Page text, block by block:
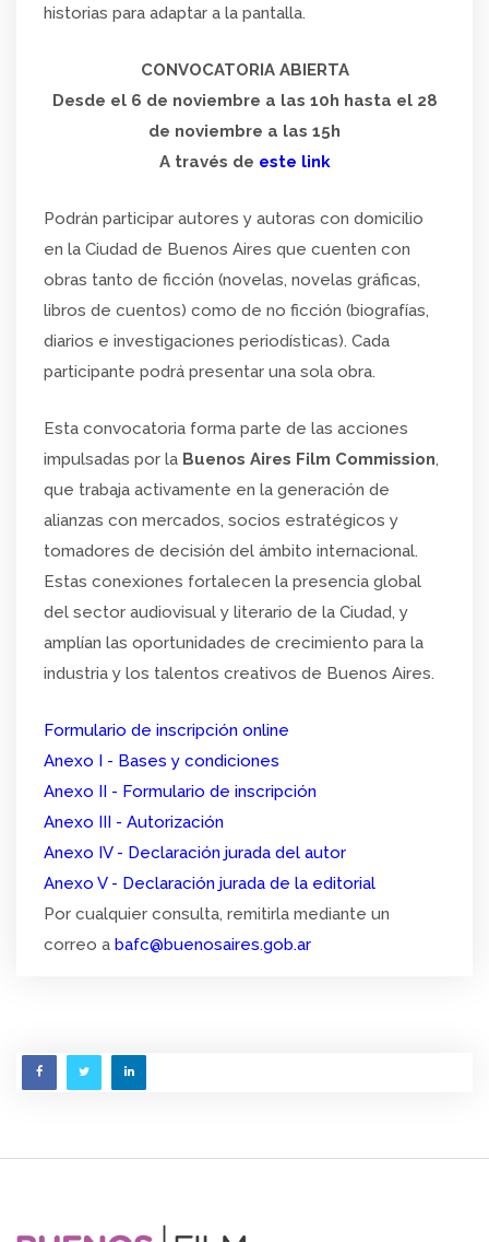
historias para adaptar a la pantalla.
CONVOCATORIA ABIERTA
Desde el 6 de noviembre a las 10h hasta el 28
de noviembre a las 15h
A través de este link
Podrán participar autores y autoras con domicilio
en la Ciudad de Buenos Aires que cuenten con
obras tanto de ficción (novelas, novelas gráficas,
libros de cuentos) como de no ficción (biografías,
diarios e investigaciones periodísticas). Cada
participante podrá presentar una sola obra.
Esta convocatoria forma parte de las acciones
impulsadas por la Buenos Aires Film Commission,
que trabaja activamente en la generación de
alianzas con mercados, socios estratégicos y
tomadores de decisión del ámbito internacional.
Estas conexiones fortalecen la presencia global
del sector audiovisual y literario de la Ciudad, y
amplían las oportunidades de crecimiento para la
industria y los talentos creativos de Buenos Aires.
Formulario de inscripción online
Anexo I - Bases y condiciones
Anexo II - Formulario de inscripción
Anexo III - Autorización
Anexo IV - Declaración jurada del autor
Anexo V - Declaración jurada de la editorial
Por cualquier consulta, remitirla mediante un
correo a bafc@buenosaires.gob.ar